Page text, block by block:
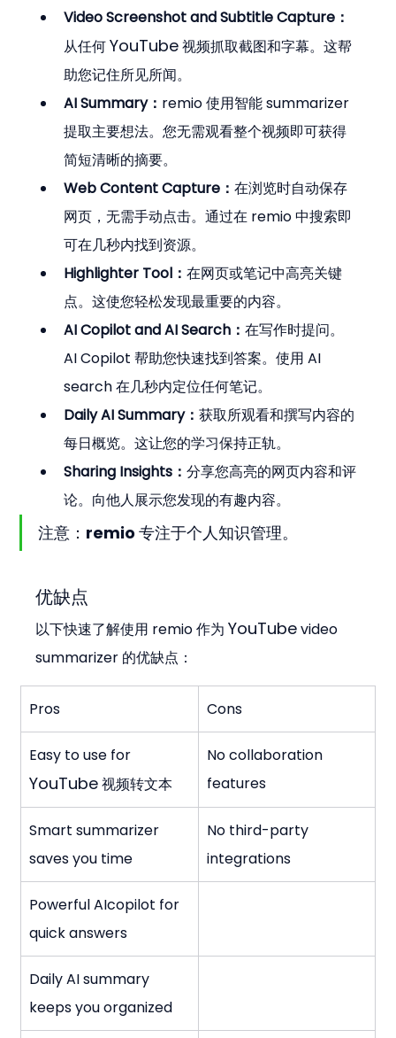
Video Screenshot and Subtitle Capture：
从任何 YouTube 视频抓取截图和字幕。这帮
助您记住所见所闻。
AI Summary： remio 使用智能 summarizer
提取主要想法。您无需观看整个视频即可获得
简短清晰的摘要。
Web Content Capture：在浏览时自动保存
网页，无需手动点击。通过在 remio 中搜索即
可在几秒内找到资源。
Highlighter Tool：在网页或笔记中高亮关键
点。这使您轻松发现最重要的内容。
AI Copilot and AI Search：在写作时提问。
AI Copilot 帮助您快速找到答案。使用 AI
search 在几秒内定位任何笔记。
Daily AI Summary：获取所观看和撰写内容的
每日概览。这让您的学习保持正轨。
Sharing Insights：分享您高亮的网页内容和评
论。向他人展示您发现的有趣内容。
注意：remio 专注于个人知识管理。
优缺点
以下快速了解使用 remio 作为 YouTube video
summarizer 的优缺点：
Pros Cons
Easy to use for
YouTube 视频转文本
No collaboration
features
Smart summarizer
saves you time
No third-party
integrations
Powerful AIcopilot for
quick answers
Daily AI summary
keeps you organized